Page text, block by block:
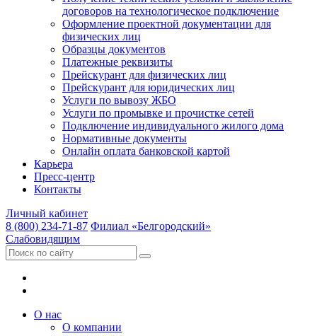
договоров на технологическое подключение
Оформление проектной документации для
физических лиц
Образцы документов
Платежные реквизиты
Прейскурант для физических лиц
Прейскурант для юридических лиц
Услуги по вывозу ЖБО
Услуги по промывке и прочистке сетей
Подключение индивидуального жилого дома
Нормативные документы
Онлайн оплата банковской картой
Карьера
Пресс-центр
Контакты
Личный кабинет
8 (800) 234-71-87 Филиал «Белгородский»
Слабовидящим
О нас
О компании